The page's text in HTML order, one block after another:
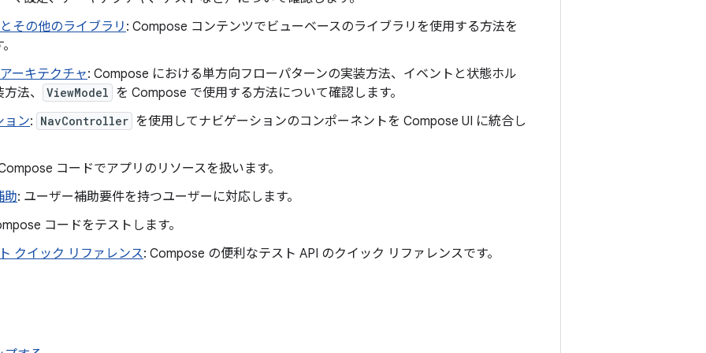
その他のライブラリ : Compose コンテンツでビューベースのライブラリを使用する方法を
ーキテクチャ: Compose における単方向フローパターンの実装方法、イベントと状態ホル
法、
ViewModel を Compose で使用する方法について確認します。
ョン: NavController を使用してナビゲーションのコンポーネントを Compose UI に統合し
コードでアプリのリソースを扱います。
助: ユーザー補助要件を持つユーザーに対応します。
コードをテストします。
クイック リファレンス: Compose の便利なテスト API のクイック リファレンスです。